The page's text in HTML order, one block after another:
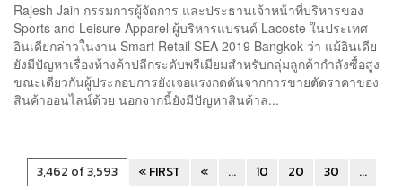
Rajesh Jain กรรมการผู้จัดการ และประธานเจ้าหน้าที่บริหารของ
Sports and Leisure Apparel ผู้บริหารแบรนด์ Lacoste ในประเทศ
อินเดียกล่าวในงาน Smart Retail SEA 2019 Bangkok ว่า แม้อินเดีย
ยังมีปัญหาเรื่องห้างค้าปลีกระดับพรีเมียมสำหรับกลุ่มลูกค้ากำลังซื้อสูง
ขณะเดียวกันผู้ประกอบการยังเจอแรงกดดันจากการขายตัดราคาของ
สินค้าออนไลน์ด้วย นอกจากนี้ยังมีปัญหาสินค้าล...
3,462 of 3,593 « FIRST « ... 10 20 30
...